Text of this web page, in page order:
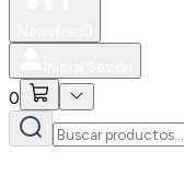
0